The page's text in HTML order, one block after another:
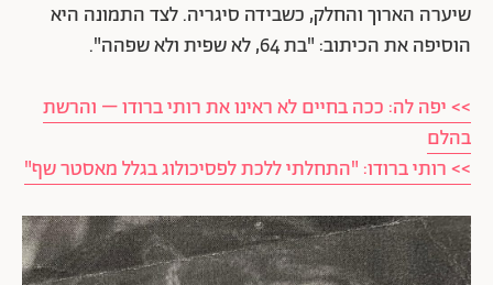
שיערה הארוך והחלק, כשבידה סיגריה. לצד התמונה היא
הוסיפה את הכיתוב: "בת 64, לא שפית ולא שפהה".
>> יפה לה: ככה בחיים לא ראינו את רותי ברודו – והרשת
בהלם
>> רותי ברודו: "התחלתי ללכת לפסיכולוג בגלל מאסטר שף"